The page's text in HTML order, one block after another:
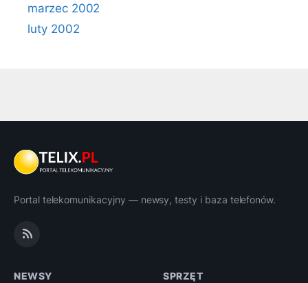
marzec 2002
luty 2002
Portal telekomunikacyjny — newsy, testy i baza telefonów.
NEWSY SPRZĘT